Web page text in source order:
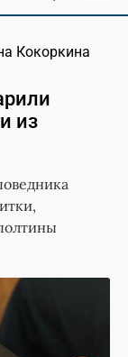
Кокоркина
из